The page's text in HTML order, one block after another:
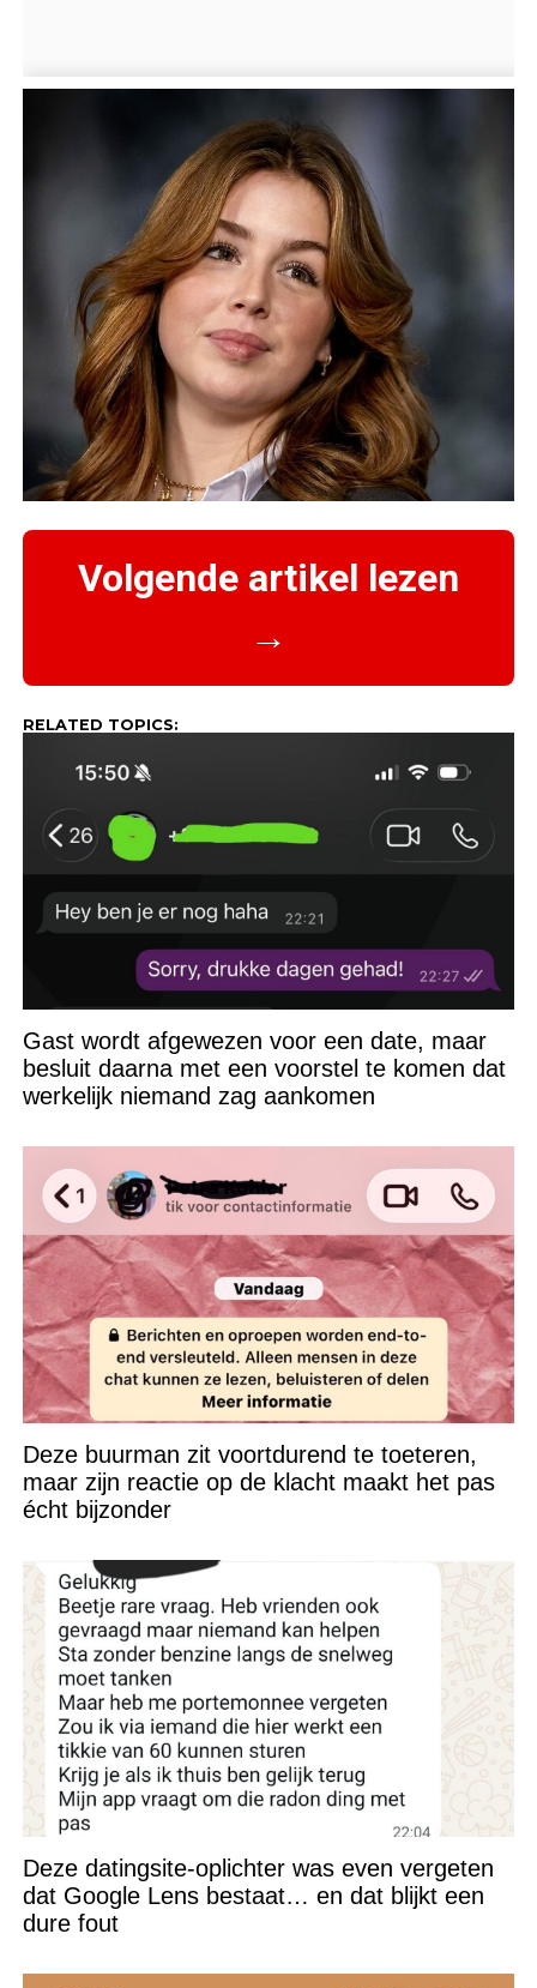
Volgende artikel lezen
→
RELATED TOPICS:
Gast wordt afgewezen voor een date, maar
besluit daarna met een voorstel te komen dat
werkelijk niemand zag aankomen
Deze buurman zit voortdurend te toeteren,
maar zijn reactie op de klacht maakt het pas
écht bijzonder
Deze datingsite-oplichter was even vergeten
dat Google Lens bestaat… en dat blijkt een
dure fout